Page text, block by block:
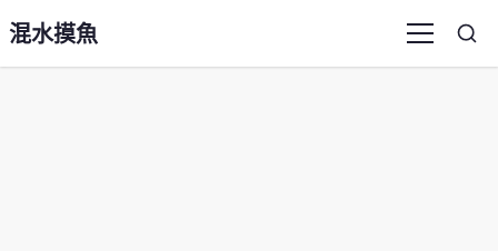
混水摸魚 Menu